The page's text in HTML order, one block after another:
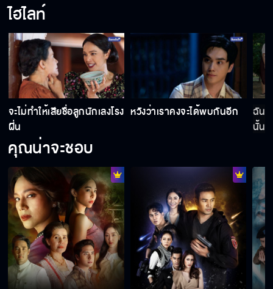
Behind The Scene เรือนทาส EP.4
ฺBehind The Scene เรือนทาส EP.2
Behind The Scene เรือนทาส EP.1
ไฮไลท์
จะไม่ทำให้เสียชื่อลูกนักเลงโรง
ฝิ่น
หวังว่าเราคงจะได้พบกันอีก
ฉันไ
นั้น
คุณน่าจะชอบ